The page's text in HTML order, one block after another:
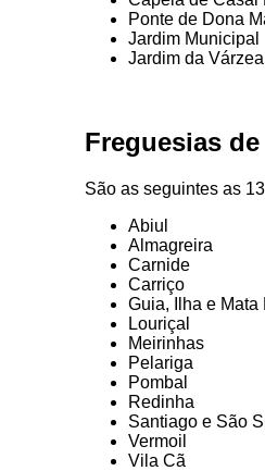
Ponte de Dona
Jardim Municipal
Jardim da Várzea
Freguesias
São as seguintes as
Abiul
Almagreira
Carnide
Carriço
Guia, Ilha e Mata
Louriçal
Meirinhas
Pelariga
Pombal
Redinha
Santiago e São
Vermoil
Vila Cã